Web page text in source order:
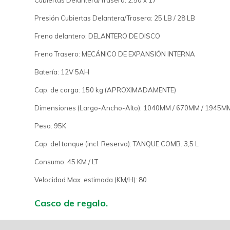
Presión Cubiertas Delantera/Trasera: 25 LB / 28 LB
Freno delantero: DELANTERO DE DISCO
Freno Trasero: MECÁNICO DE EXPANSIÓN INTERNA
Batería: 12V 5AH
Cap. de carga: 150 kg (APROXIMADAMENTE)
Dimensiones (Largo-Ancho-Alto): 1040MM / 670MM /
Peso: 95K
Cap. del tanque (incl. Reserva): TANQUE COMB. 3,5 L
Consumo: 45 KM / LT
Velocidad Max. estimada (KM/H): 80
Casco de regalo.